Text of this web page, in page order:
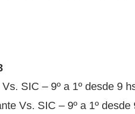
SIC – 9º a 1º desde 9
Vs. SIC – 9º a 1º desde